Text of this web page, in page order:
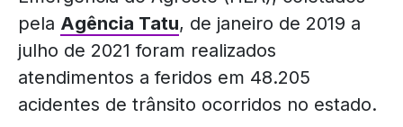
pela Agência Tatu, de janeiro de 2019 a
julho de 2021 foram realizados
atendimentos a feridos em 48.205
acidentes de trânsito ocorridos no estado.